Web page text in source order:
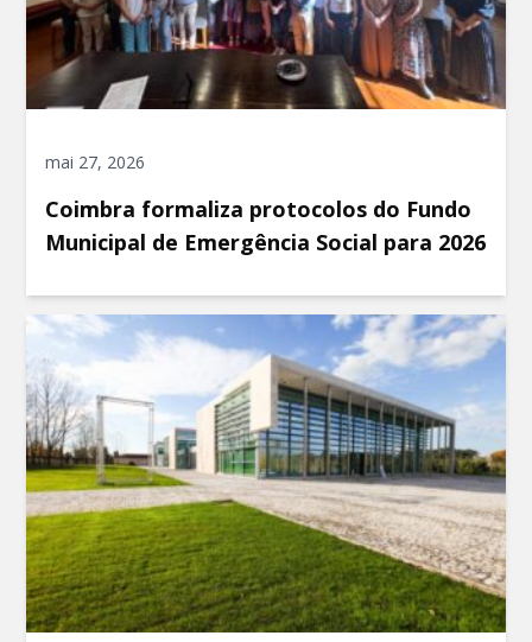
mai 27, 2026
Coimbra formaliza protocolos do Fundo
Municipal de Emergência Social para 2026